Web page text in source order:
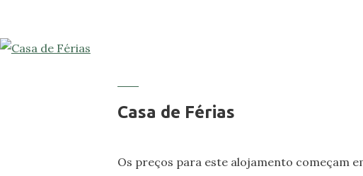
Casa de Férias
Os preços para este alojamento começam